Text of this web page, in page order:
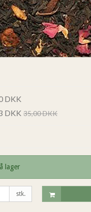
DKK
DKK 35,00 DKK
lager
stk.